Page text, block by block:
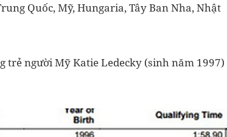
Quốc, Mỹ, Hungaria, Tây Ban Nha, Nhật
người Mỹ Katie Ledecky (sinh năm 1997)